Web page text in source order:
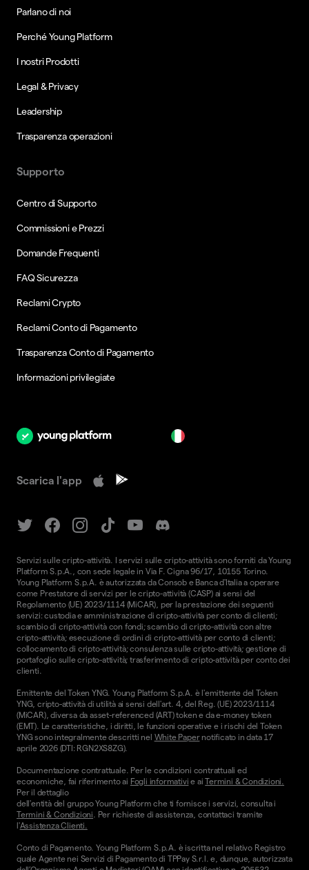
Parlano di noi
Perché Young Platform
I nostri Prodotti
Legal & Privacy
Leadership
Trasparenza operazioni
Supporto
Centro di Supporto
Commissioni e Prezzi
Domande Frequenti
FAQ Sicurezza
Reclami Crypto
Reclami Conto di Pagamento
Trasparenza Conto di Pagamento
Informazioni privilegiate
Scarica l'app
Servizi sulle cripto-attività. I servizi sulle cripto-attività sono forniti da Young
Platform S.p.A., con sede legale in Via F. Cigna 96/17, 10155 Torino.
Young Platform S.p.A. è autorizzata da Consob e Banca d'Italia a operare
come Prestatore di servizi per le cripto-attività (CASP) ai sensi del
Regolamento (UE) 2023/1114 (MiCAR), per la prestazione dei seguenti
servizi: custodia e amministrazione di cripto-attività per conto di clienti;
scambio di cripto-attività con fondi; scambio di cripto-attività con altre
cripto-attività; esecuzione di ordini di cripto-attività per conto di clienti;
collocamento di cripto-attività; consulenza sulle cripto-attività; gestione di
portafoglio sulle cripto-attività; trasferimento di cripto-attività per conto dei
clienti.
Emittente del Token YNG. Young Platform S.p.A. è l'emittente del Token
YNG, cripto-attività di utilità ai sensi dell'art. 4, del Reg. (UE) 2023/1114
(MiCAR), diversa da asset-referenced (ART) token e da e-money token
(EMT). Le caratteristiche, i diritti, le funzioni operative e i rischi del Token
YNG sono integralmente descritti nel White Papernotificato in data 17
aprile 2026 (DTI: RGN2XS8ZG).
Documentazione contrattuale. Per le condizioni contrattuali ed
economiche, fai riferimento ai Fogli informativi e aiTermini & Condizioni.
Per il dettaglio
dell'entità del gruppo Young Platform che ti fornisce i servizi, consulta i
Termini & Condizioni. Per richieste di assistenza, contattaci tramite
l'Assistenza Clienti.
Conto di Pagamento. Young Platform S.p.A. è iscritta nel relativo Registro
quale Agente nei Servizi di Pagamento di TPPay S.r.l. e, dunque, autorizzata